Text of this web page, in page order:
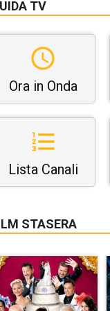
TV
Ora in Onda
Lista Canali
STASERA